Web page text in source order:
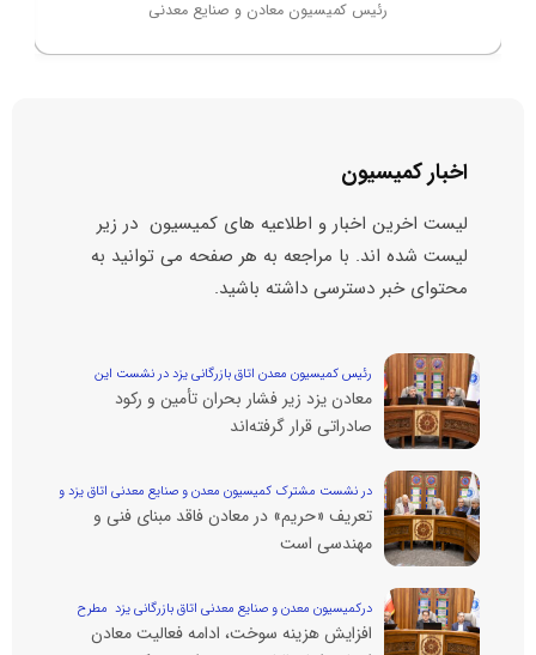
رئیس کمیسیون معادن و صنایع معدنی
اخبار کمیسیون
لیست اخرین اخبار و اطلاعیه های کمیسیون در زیر
لیست شده اند. با مراجعه به هر صفحه می توانید به
محتوای خبر دسترسی داشته باشید.
رئیس کمیسیون معدن اتاق بازرگانی یزد در نشست این
کمیسیون مطرح کرد؛
معادن یزد زیر فشار بحران تأمین و رکود
صادراتی قرار گرفته‌اند
در نشست مشترک کمیسیون معدن و صنایع معدنی اتاق یزد و
اتاق ایران مطرح شد؛
تعریف «حریم» در معادن فاقد مبنای فنی و
مهندسی است
درکمیسیون معدن و صنایع معدنی اتاق بازرگانی یزد مطرح
شد؛
افزایش هزینه سوخت، ادامه فعالیت معادن